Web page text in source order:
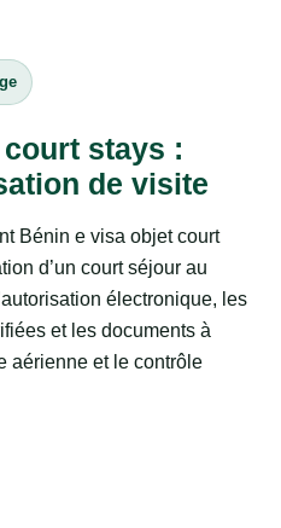
stays :
de visite
Bénin e visa objet court
d’un court séjour au
électronique, les
et les documents à
aérienne et le contrôle